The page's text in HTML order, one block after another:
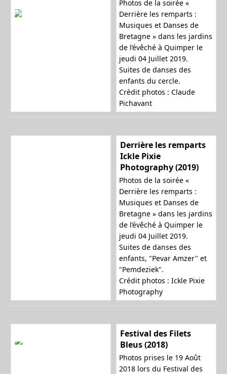
Photos de la soirée «
Derrière les remparts :
Musiques et Danses de
Bretagne » dans les jardins
de l’évêché à Quimper le
jeudi 04 Juillet 2019.
Suites de danses des
enfants du cercle.
Crédit photos : Claude
Pichavant
Derrière les remparts
Ickle Pixie
Photography (2019)
Photos de la soirée «
Derrière les remparts :
Musiques et Danses de
Bretagne » dans les jardins
de l’évêché à Quimper le
jeudi 04 Juillet 2019.
Suites de danses des
enfants, "Pevar Amzer" et
"Pemdeziek".
Crédit photos : Ickle Pixie
Photography
Festival des Filets
Bleus (2018)
Photos prises le 19 Août
2018 lors du Festival des